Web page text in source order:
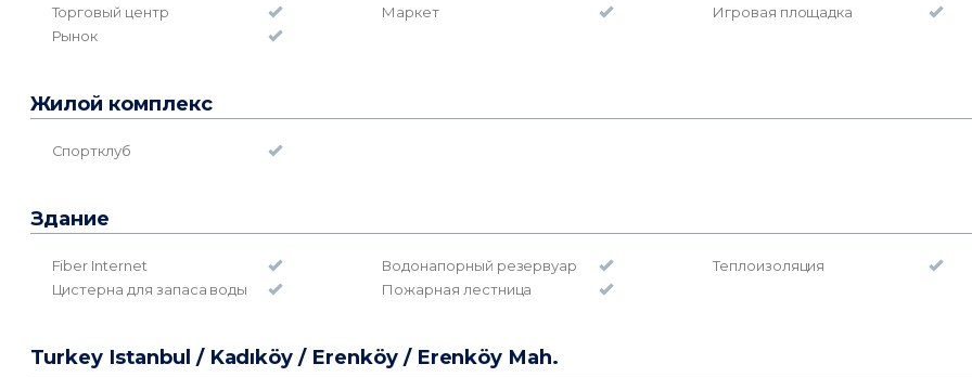
Торговый центр Маркет
Игровая площадка
Рынок
Жилой комплекс
Спортклуб
Здание
Fiber Internet Водонапорный резервуар
Теплоизоляция
Цистерна для запаса воды
Пожарная лестница
Turkey Istanbul / Kadıköy / Erenköy/ Erenköy Mah.